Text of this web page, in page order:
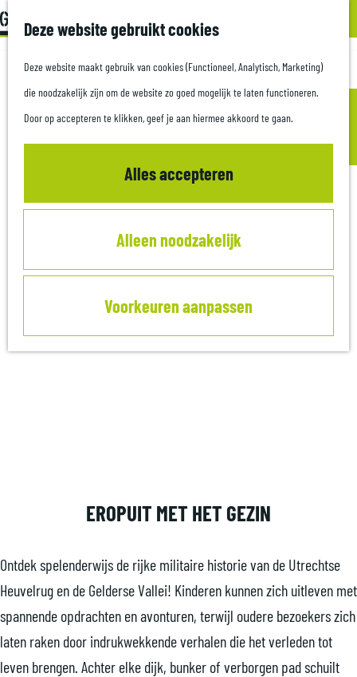
Deze website gebruikt cookies
Deze website maakt gebruik van cookies (Functioneel, Analytisch, Marketing)
die noodzakelijk zijn om de website zo goed mogelijk te laten functioneren.
Door op accepteren te klikken, geef je aan hiermee akkoord te gaan.
Alles accepteren
Alleen noodzakelijk
Voorkeuren aanpassen
G
a
n
a
e
o
Z
e
k
e
e
n
u
Plan je bezoek
Culinair
Overnachten
Zakelijk
EROPUIT MET HET GEZIN
Ontdek spelenderwijs de rijke militaire historie van de Utrechtse
Heuvelrug en de Gelderse Vallei! Kinderen kunnen zich uitleven met
spannende opdrachten en avonturen, terwijl oudere bezoekers zich
laten raken door indrukwekkende verhalen die het verleden tot
leven brengen. Achter elke dijk, bunker of verborgen pad schuilt